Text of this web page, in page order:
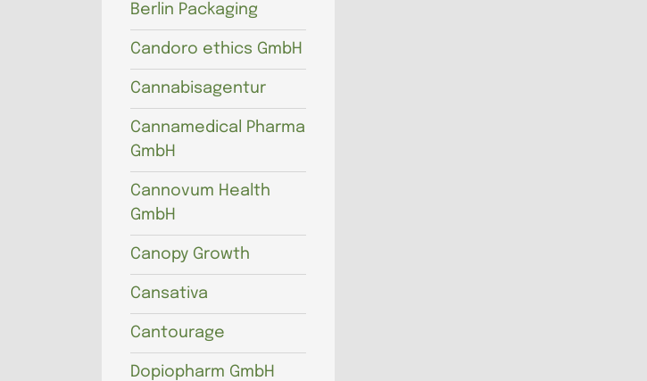
Berlin Packaging
Candoro ethics GmbH
Cannabisagentur
Cannamedical Pharma
GmbH
Cannovum Health
GmbH
Canopy Growth
Cansativa
Cantourage
Dopiopharm GmbH